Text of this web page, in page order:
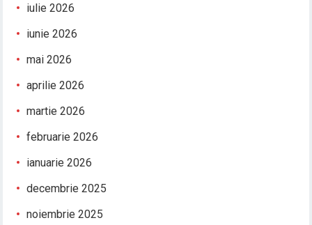
iulie 2026
iunie 2026
mai 2026
aprilie 2026
martie 2026
februarie 2026
ianuarie 2026
decembrie 2025
noiembrie 2025